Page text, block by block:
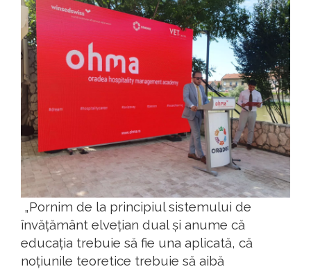
„Pornim de la principiul sistemului de
învățământ elvețian dual și anume că
educația trebuie să fie una aplicată, că
noțiunile teoretice trebuie să aibă